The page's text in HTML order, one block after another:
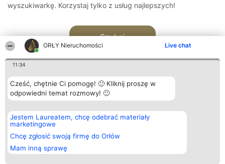
ORŁY Nieruchomości Live chat
11:34
Cześć, chętnie Ci pomogę! 🙂 Kliknij proszę w
odpowiedni temat rozmowy! 🙂
Jestem Laureatem, chcę odebrać materiały
marketingowe
Chcę zgłosić swoją firmę do Orłów
Mam inną sprawę
wyszukiwarkę. Korzystaj tylko z usług najlepszych!
Szukaj
Organizator plebiscytu
Bright Side Solutions sp. z o.
o. sp. k.
ul. Ruska 22
Wrocław 50-079
KRS 0000749100 | Regon
381313360 | NIP 8943132676
Plebiscyt
Laureaci
wszystkich
Laureatów
Regulamin
Kontakt
Kontakt